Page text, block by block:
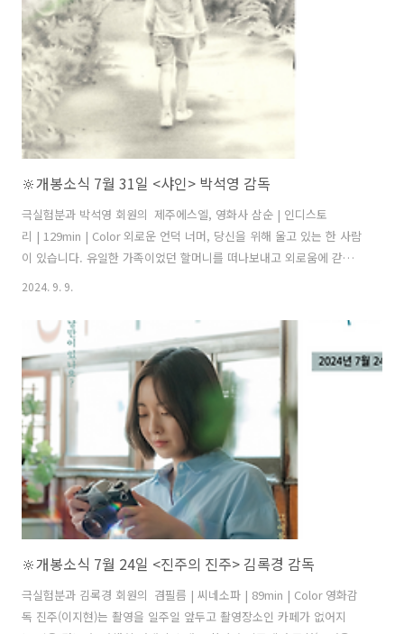
🔆개봉소식 7월 31일 <샤인> 박석영 감독
극실험분과 박석영 회원의 제주에스엘, 영화사 삼순 | 인디스토
리 | 129min | Color 외로운 언덕 너머, 당신을 위해 울고 있는 한 사람
이 있습니다. 유일한 가족이었던 할머니를 떠나보내고 외로움에 갇
힌 열여섯 예선. 마음을 닫았던 예선은 스텔라 수녀와 라파엘라 수
에 여름과 함께 홀로 나타난 여섯 살 새별. 제주에서 갈 곳 없는 새별
을 보호하고 싶었던 예선은 주변 사람들에게 거짓말까지 하며 꿈같
은 시간을 함께 보낸다. 이제는 행복만 남아 있을 거라 생각했던 순
간, 새별을 버렸던 친엄마가 예선과 새별 앞에 나타나는데… 기척처
럼 찾아온 기적, 빛을 만나는 시간 "이별의 아픔을 치유하는 돌봄의 시
간...희망의 빛" 2024. 7. 31..
2024. 9. 9.
🔆개봉소식 7월 24일 <진주의 진주> 김록경 감독
극실험분과 김록경 회원의 겸필름 | 씨네소파 | 89min | Color 영화감
독 진주(이지현)는 촬영을 일주일 앞두고 촬영장소인 카페가 없어지